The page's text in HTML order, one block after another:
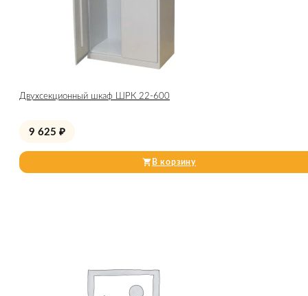
Двухсекционный шкаф ШРК 22-600
9 625 ₽
В корзину